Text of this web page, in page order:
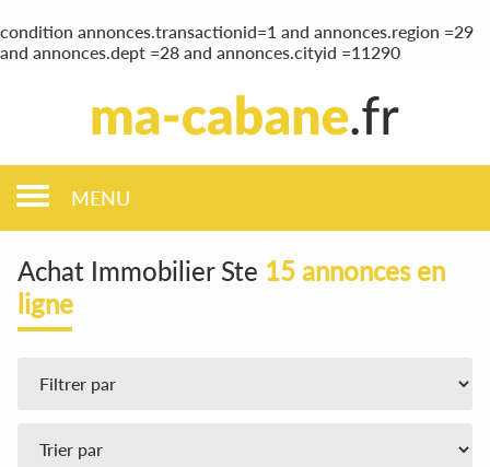
condition annonces.transactionid=1 and annonces.region =29
and annonces.dept =28 and annonces.cityid =11290
MENU
Achat Immobilier Ste 15 annonces en
ligne